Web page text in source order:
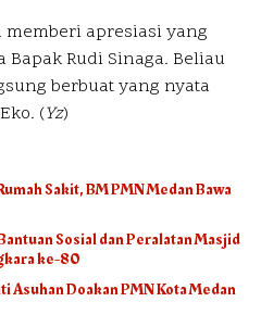
memberi apresiasi yang
Rudi Sinaga. Beliau
berbuat yang nyata
(Yz)
Sakit, BM PMN Medan Bawa
Sosial dan Peralatan Masjid
ke-80
Asuhan Doakan PMN Kota Medan